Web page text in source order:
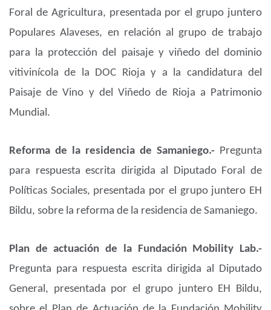
Foral de Agricultura, presentada por el grupo juntero
Populares Alaveses, en relación al grupo de trabajo
para la protección del paisaje y viñedo del dominio
vitivinícola de la DOC Rioja y a la candidatura del
Paisaje de Vino y del Viñedo de Rioja a Patrimonio
Mundial.
Reforma de la residencia de Samaniego.- Pregunta
para respuesta escrita dirigida al Diputado Foral de
Políticas Sociales, presentada por el grupo juntero EH
Bildu, sobre la reforma de la residencia de Samaniego.
Plan de actuación de la Fundación Mobility Lab.-
Pregunta para respuesta escrita dirigida al Diputado
General, presentada por el grupo juntero EH Bildu,